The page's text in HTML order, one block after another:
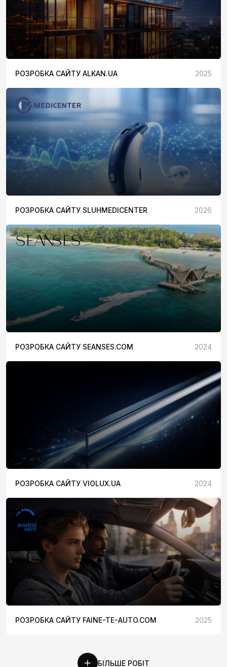
РОЗРОБКА САЙТУ ALKAN.UA 2025
РОЗРОБКА САЙТУ SLUHMEDICENTER 2026
РОЗРОБКА САЙТУ SEANSES.COM 2024
РОЗРОБКА САЙТУ VIOLUX.UA 2024
РОЗРОБКА САЙТУ FAINE-TE-AUTO.COM 2025
БІЛЬШЕ РОБІТ